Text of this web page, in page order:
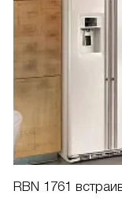
RBN 1761